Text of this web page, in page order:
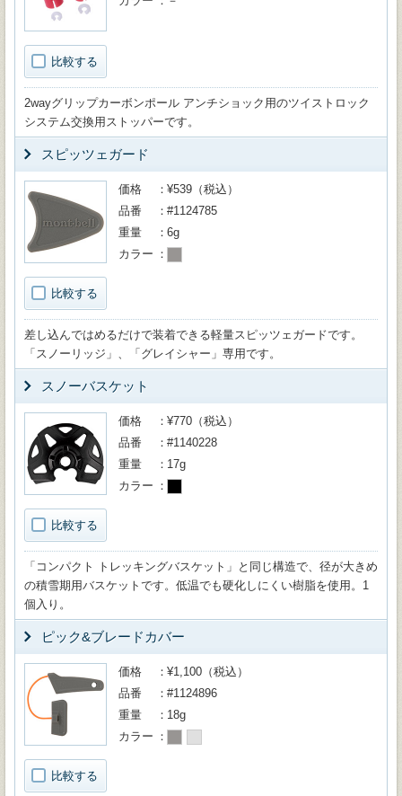
比較する
2wayグリップカーボンポール アンチショック用のツイストロック
システム交換用ストッパーです。
スピッツェガード
比較する
価格
¥539（税込）
品番
#1124785
重量
6g
カラー
差し込んではめるだけで装着できる軽量スピッツェガードです。
「スノーリッジ」、「グレイシャー」専用です。
スノーバスケット
比較する
価格
¥770（税込）
品番
#1140228
重量
17g
カラー
「コンパクト トレッキングバスケット」と同じ構造で、径が大きめ
の積雪期用バスケットです。低温でも硬化しにくい樹脂を使用。1
個入り。
ピック&ブレードカバー
比較する
価格
¥1,100（税込）
品番
#1124896
重量
18g
カラー